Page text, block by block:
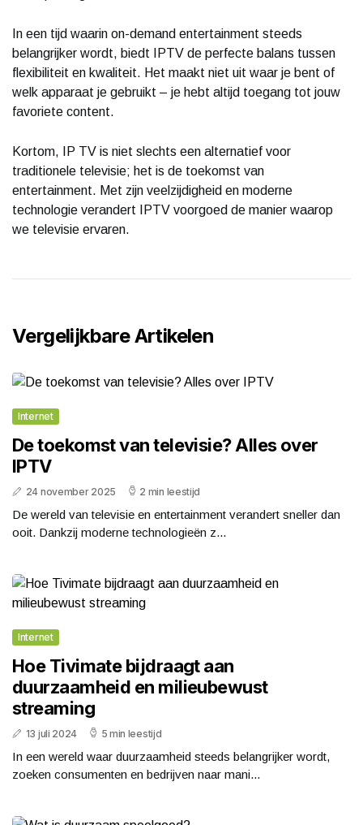
In een tijd waarin on-demand entertainment steeds
belangrijker wordt, biedt IPTV de perfecte balans tussen
flexibiliteit en kwaliteit. Het maakt niet uit waar je bent of
welk apparaat je gebruikt – je hebt altijd toegang tot jouw
favoriete content.
Kortom, IP TV is niet slechts een alternatief voor
traditionele televisie; het is de toekomst van
entertainment. Met zijn veelzijdigheid en moderne
technologie verandert IPTV voorgoed de manier waarop
we televisie ervaren.
Vergelijkbare Artikelen
Internet
De toekomst van televisie? Alles over
IPTV
24 november 2025 2 min leestijd
De wereld van televisie en entertainment verandert sneller dan
ooit. Dankzij moderne technologieën z...
Internet
Hoe Tivimate bijdraagt aan
duurzaamheid en milieubewust
streaming
13 juli 2024 5 min leestijd
In een wereld waar duurzaamheid steeds belangrijker wordt,
zoeken consumenten en bedrijven naar mani...